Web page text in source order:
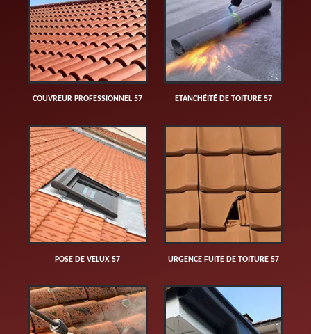
COUVREUR PROFESSIONNEL 57 ETANCHÉITÉ DE TOITURE 57
POSE DE VELUX 57 URGENCE FUITE DE TOITURE 57